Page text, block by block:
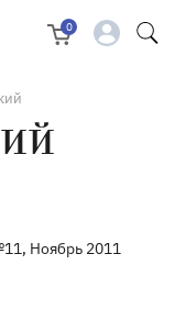
0
Ноябрь 2011